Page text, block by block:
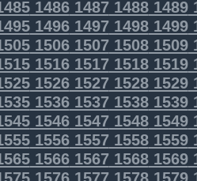
1486148714881489
1496149714981499
1506150715081509
1516151715181519
1526152715281529
1536153715381539
1546154715481549
1556155715581559
1566156715681569